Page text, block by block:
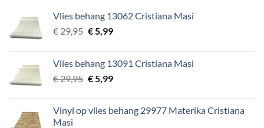
Vlies behang 13062 Cristiana Masi
€29,95 Oorspronkelijke
€ 29,95.
€5,99Huidige
€ 5,99.
Vlies behang 13091 Cristiana Masi
€29,95 Oorspronkelijke
€ 29,95.
€5,99Huidige
€ 5,99.
Vinyl op vlies behang 29977 Materika Cristiana
Masi